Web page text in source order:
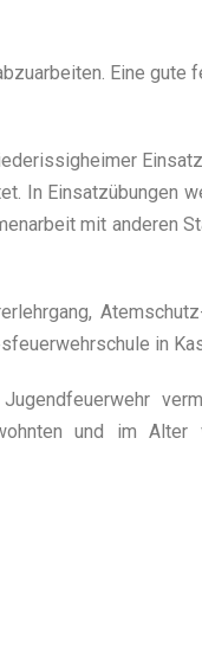
Eine gute
In Einsatzübungen
mit anderen
in
und im